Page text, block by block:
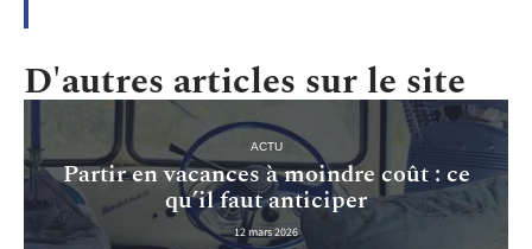
D'autres articles sur le site
ACTU
Partir en vacances à moindre coût : ce
qu’il faut anticiper
12 mars 2026